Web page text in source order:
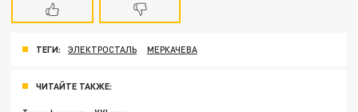
ТЕГИ: ЭЛЕКТРОСТАЛЬ МЕРКАЧЕВА
ЧИТАЙТЕ ТАКЖЕ: